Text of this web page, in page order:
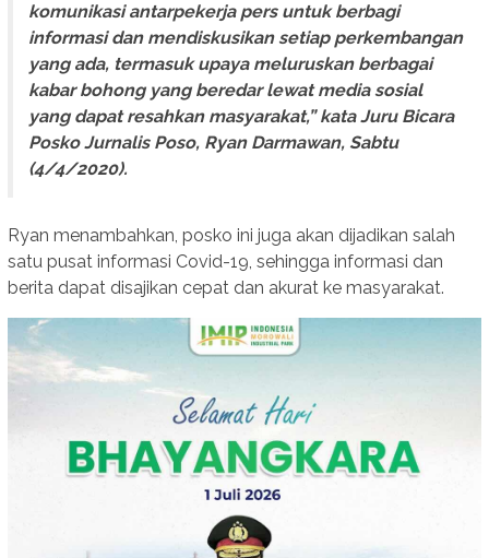
komunikasi antarpekerja pers untuk berbagi
informasi dan mendiskusikan setiap perkembangan
yang ada, termasuk upaya meluruskan berbagai
kabar bohong yang beredar lewat media sosial
yang dapat resahkan masyarakat,” kata Juru Bicara
Posko Jurnalis Poso, Ryan Darmawan, Sabtu
(4/4/2020).
Ryan menambahkan, posko ini juga akan dijadikan salah
satu pusat informasi Covid-19, sehingga informasi dan
berita dapat disajikan cepat dan akurat ke masyarakat.